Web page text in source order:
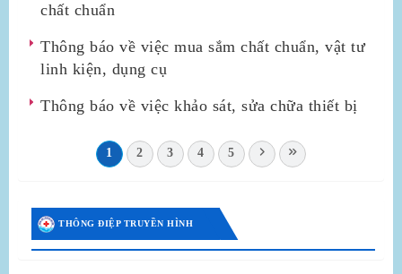
chất chuẩn
Thông báo về việc mua sắm chất chuẩn, vật tư
linh kiện, dụng cụ
Thông báo về việc khảo sát, sửa chữa thiết bị
1 2 3 4 5
THÔNG ĐIỆP TRUYỀN HÌNH